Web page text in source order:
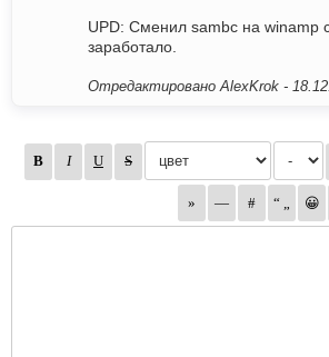
UPD: Сменил sambc на winamp
заработало.
Отредактировано AlexKrok -